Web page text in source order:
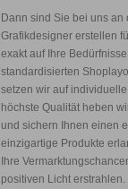
Dann sind Sie bei uns an
Grafikdesigner erstellen
exakt auf Ihre
standardisierten
setzen wir auf
höchste Qualität heben
und sichern Ihnen einen
einzigartige Produkte
Ihre
positiven Licht erstrahlen.